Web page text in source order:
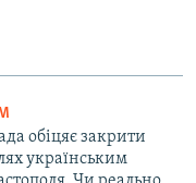
обіцяє закрити
українським